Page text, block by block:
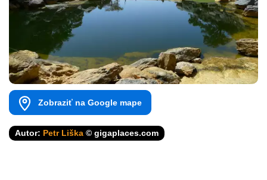
Zobraziť na Google mape
Autor: Petr Liška © gigaplaces.com